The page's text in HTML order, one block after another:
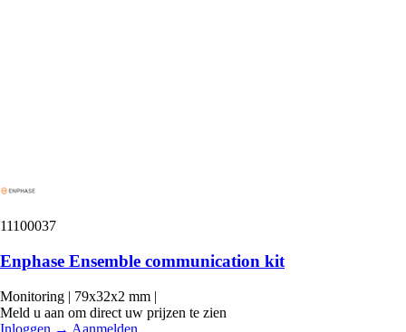
11100037
Enphase Ensemble communication kit
Monitoring | 79x32x2 mm |
Meld u aan om direct uw prijzen te zien
Inloggen → Aanmelden